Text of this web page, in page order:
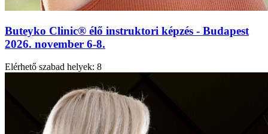
Buteyko Clinic® élő instruktori képzés - Budapest
2026. november 6-8.
Elérhető szabad helyek: 8